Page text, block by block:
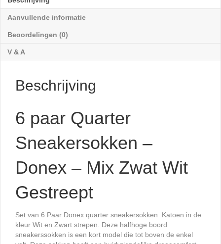
Zwat
Gestreept
Aanvullende informatie
Beoordelingen (0)
V & A
Beschrijving
6 paar Quarter
Sneakersokken –
Donex – Mix Zwat Wit
Gestreept
Set van 6 Paar Donex quarter sneakersokken Katoen in de
kleur Wit en Zwart strepen. Deze halfhoge boord
sneakerssokken is een kort model die tot boven de enkel